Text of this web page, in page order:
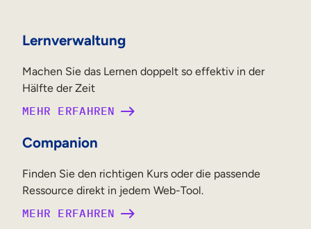
Lernverwaltung
Machen Sie das Lernen doppelt so effektiv in der
Hälfte der Zeit
MEHR ERFAHREN
Companion
Finden Sie den richtigen Kurs oder die passende
Ressource direkt in jedem Web-Tool.
MEHR ERFAHREN